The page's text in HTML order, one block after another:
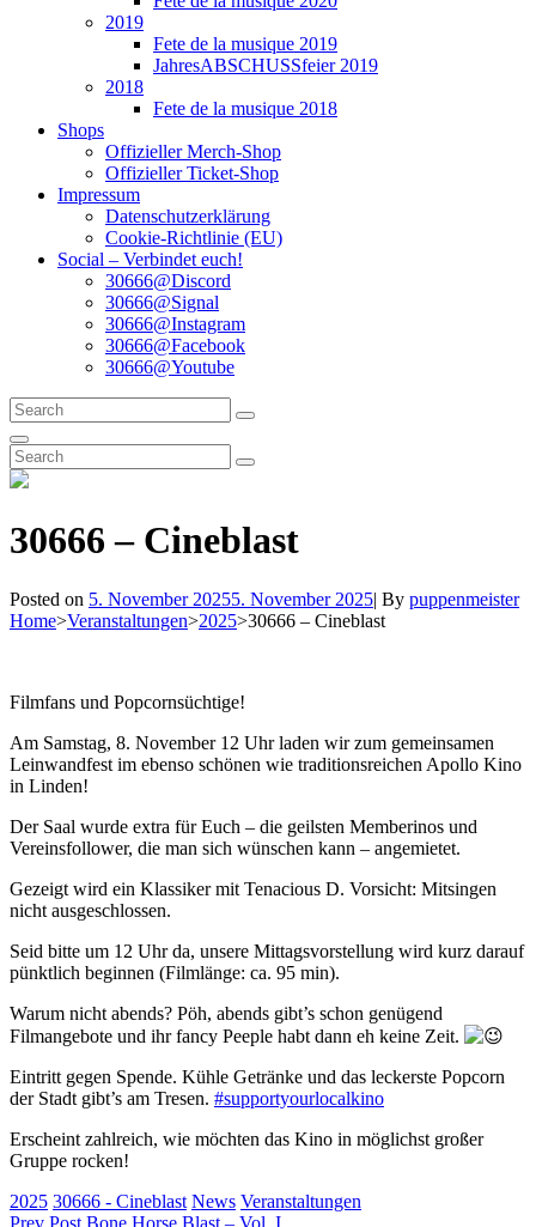
2019
Fete de la musique 2019
JahresABSCHUSSfeier 2019
2018
Fete de la musique 2018
Shops
Offizieller Merch-Shop
Offizieller Ticket-Shop
Impressum
Datenschutzerklärung
Cookie-Richtlinie (EU)
Social – Verbindet euch!
30666@Discord
30666@Signal
30666@Instagram
30666@Facebook
30666@Youtube
Search
for:
Search
Search
Search
for:
Search
30666 – Cineblast
Posted on 5. November 20255. November 2025| By Byline
puppenmeister
Home>Veranstaltungen>2025>30666 – Cineblast
Filmfans und Popcornsüchtige!
Am Samstag, 8. November 12 Uhr laden wir zum gemeinsamen
Leinwandfest im ebenso schönen wie traditionsreichen Apollo Kino
in Linden!
Der Saal wurde extra für Euch – die geilsten Memberinos und
Vereinsfollower, die man sich wünschen kann – angemietet.
Gezeigt wird ein Klassiker mit Tenacious D. Vorsicht: Mitsingen
nicht ausgeschlossen.
Seid bitte um 12 Uhr da, unsere Mittagsvorstellung wird kurz darauf
pünktlich beginnen (Filmlänge: ca. 95 min).
Warum nicht abends? Pöh, abends gibt’s schon genügend
Filmangebote und ihr fancy Peeple habt dann eh keine Zeit.
Eintritt gegen Spende. Kühle Getränke und das leckerste Popcorn
der Stadt gibt’s am Tresen. #supportyourlocalkino
Erscheint zahlreich, wie möchten das Kino in möglichst großer
Gruppe rocken!
Categories
2025 30666 - Cineblast News Veranstaltungen
Previous
Prev Post Bone Horse Blast – Vol. I